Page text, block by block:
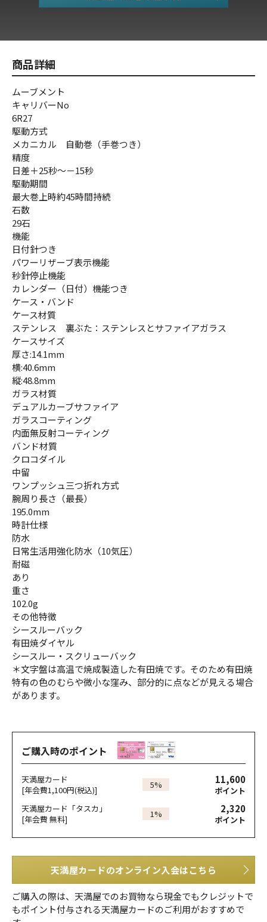
商品詳細
ムーブメント
キャリバーNo
6R27
駆動方式
メカニカル 自動巻（手巻つき）
精度
日差＋25秒～－15秒
駆動期間
最大巻上時約45時間持続
石数
29石
機能
日付針つき
パワーリザーブ表示機能
秒針停止機能
カレンダー（日付）機能つき
ケース・バンド
ケース材質
ステンレス 裏ぶた：ステンレスとサファイアガラス
ケースサイズ
厚さ:14.1mm
横:40.6mm
縦:48.8mm
ガラス材質
デュアルカーブサファイア
ガラスコーティング
内面無反射コーティング
バンド材質
クロコダイル
中留
ワンプッシュ三つ折れ方式
腕周り長さ（最長）
195.0mm
時計仕様
防水
日常生活用強化防水（10気圧）
耐磁
あり
重さ
102.0g
その他特徴
シースルーバック
有田焼ダイヤル
シースルー・スクリューバック
＊文字盤は高温で焼成製造した有田焼です。そのため有田焼
特有の色のむらや微小な窪み、部分的に点などが見える場合
があります。
ご購入時のポイント
天満屋カード
[年会費1,100円(税込)]
5% 11,600
ポイント
天満屋カード「タスカ」
[年会費 無料]
1% 2,320
ポイント
天満屋カードのオンライン入会はこちら
ご購入の際は、天満屋でのお買物なら現金でもクレジットで
もポイント付与される天満屋カードのご利用がおすすめで